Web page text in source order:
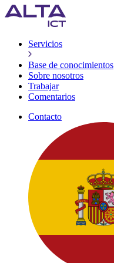
Servicios
Base de conocimientos
Sobre nosotros
Trabajar
Comentarios
Contacto